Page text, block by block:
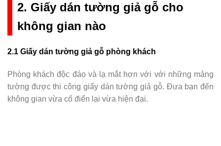
2. Giấy dán tường giả gỗ cho
không gian nào
2.1 Giấy dán tường giả gỗ phòng khách
Phòng khách độc đáo và lạ mắt hơn với với những mảng
tường được thi công giấy dán tường giả gỗ. Đưa bạn đến
không gian vừa cổ điển lại vừa hiện đại.